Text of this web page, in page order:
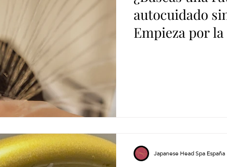
autocuidado
Empieza por la
Japanese Head Spa España